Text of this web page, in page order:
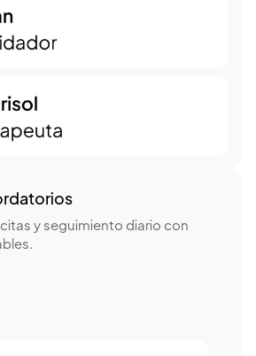
y seguimiento diario con